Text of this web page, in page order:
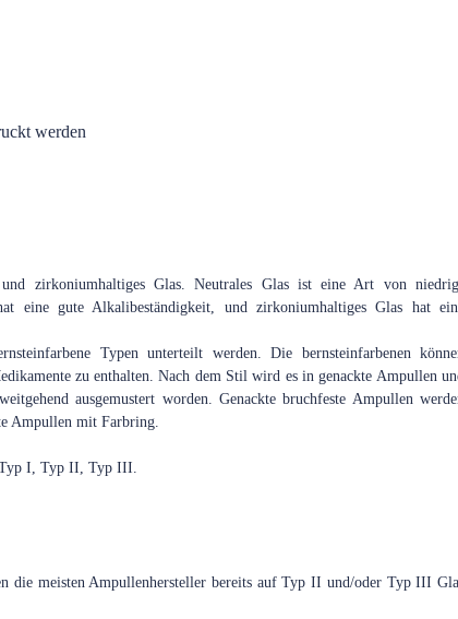
werden
zirkoniumhaltiges Glas. Neutrales Glas ist eine Art von
eine gute Alkalibeständigkeit, und zirkoniumhaltiges Glas hat
Typen unterteilt werden. Die bernsteinfarbenen
zu enthalten. Nach dem Stil wird es in genackte Ampullen
ausgemustert worden. Genackte bruchfeste Ampullen
Ampullen mit Farbring.
Typ I, Typ II, Typ III.
die meisten Ampullenhersteller bereits auf Typ II und/oder Typ III